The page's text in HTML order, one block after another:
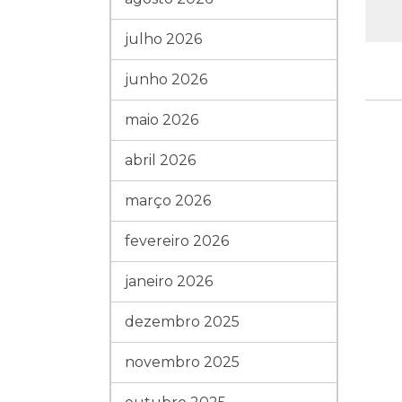
julho 2026
junho 2026
maio 2026
abril 2026
março 2026
fevereiro 2026
janeiro 2026
dezembro 2025
novembro 2025